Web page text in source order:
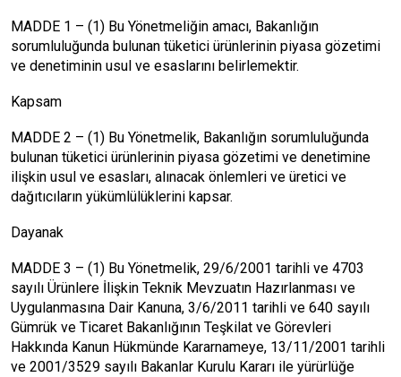
MADDE 1 – (1) Bu Yönetmeliğin amacı, Bakanlığın
sorumluluğunda bulunan tüketici ürünlerinin piyasa gözetimi
ve denetiminin usul ve esaslarını belirlemektir.
Kapsam
MADDE 2 – (1) Bu Yönetmelik, Bakanlığın sorumluluğunda
bulunan tüketici ürünlerinin piyasa gözetimi ve denetimine
ilişkin usul ve esasları, alınacak önlemleri ve üretici ve
dağıtıcıların yükümlülüklerini kapsar.
Dayanak
MADDE 3 – (1) Bu Yönetmelik, 29/6/2001 tarihli ve 4703
sayılı Ürünlere İlişkin Teknik Mevzuatın Hazırlanması ve
Uygulanmasına Dair Kanuna, 3/6/2011 tarihli ve 640 sayılı
Gümrük ve Ticaret Bakanlığının Teşkilat ve Görevleri
Hakkında Kanun Hükmünde Kararnameye, 13/11/2001 tarihli
ve 2001/3529 sayılı Bakanlar Kurulu Kararı ile yürürlüğe